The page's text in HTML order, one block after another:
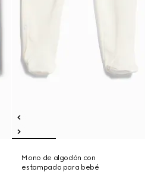
Mono de algodón con
estampado para bebé